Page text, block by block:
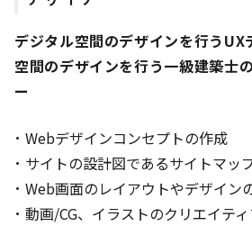
デジタル空間のデザインを行うUX
空間のデザインを行う一級建築士
ー
Webデザインコンセプトの作成
サイトの設計図であるサイトマッ
Web画面のレイアウトやデザイン
動画/CG、イラストのクリエイテ